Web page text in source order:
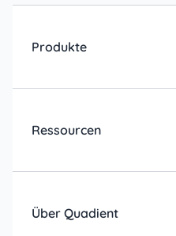
Produkte
Ressourcen
Über Quadient